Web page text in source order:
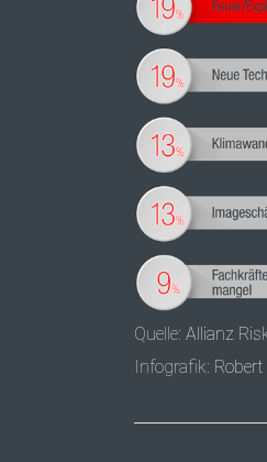
Quelle: Allianz
Infografik: